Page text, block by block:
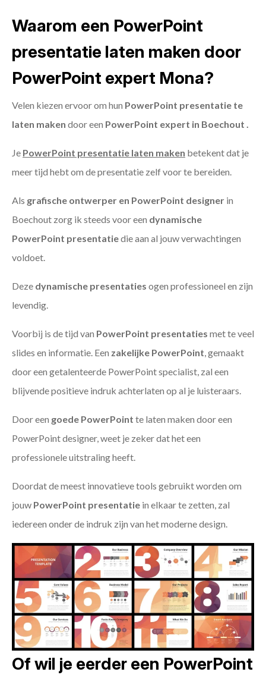
Waarom een PowerPoint
presentatie laten maken door
PowerPoint expert Mona?
Velen kiezen ervoor om hun PowerPoint presentatie te
laten maken door een PowerPoint expert in Boechout .
Je PowerPoint presentatie laten maken betekent dat je
meer tijd hebt om de presentatie zelf voor te bereiden.
Als grafische ontwerper en PowerPoint designer in
Boechout zorg ik steeds voor een dynamische
PowerPoint presentatiedie aan al jouw verwachtingen
voldoet.
Deze dynamische presentaties ogen professioneel en zijn
levendig.
Voorbij is de tijd van PowerPoint presentaties met te veel
slides en informatie. Een zakelijke PowerPoint, gemaakt
door een getalenteerde PowerPoint specialist, zal een
blijvende positieve indruk achterlaten op al je luisteraars.
Door een goede PowerPoint te laten maken door een
PowerPoint designer, weet je zeker dat het een
professionele uitstraling heeft.
Doordat de meest innovatieve tools gebruikt worden om
jouw PowerPoint presentatie in elkaar te zetten, zal
iedereen onder de indruk zijn van het moderne design.
Of wil je eerder een PowerPoint